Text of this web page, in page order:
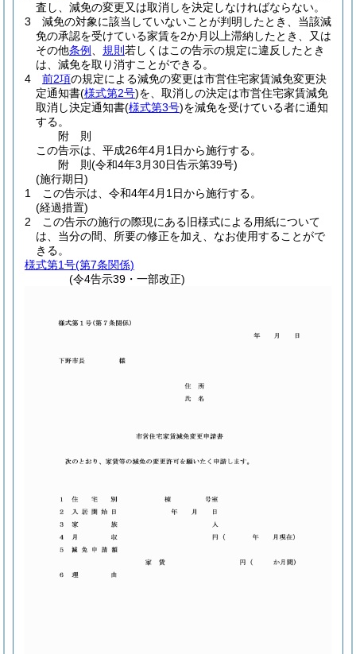
査し、減免の変更又は取消しを決定しなければならない。
3
減免の対象に該当していないことが判明したとき、当該減
免の承認を受けている家賃を2か月以上滞納したとき、又は
その他条例 規則 若しくはこの告示の規定に違反したとき
は、減免を取り消すことができる。
4
前2項の規定による減免の変更は市営住宅家賃減免変更決
定通知書(様式第2号)を、取消しの決定は市営住宅家賃減免
取消し決定通知書(様式第3号)を減免を受けている者に通知
する。
附 則
この告示は、平成26年4月1日から施行する。
附 則(令和4年3月30日告示第39号)
(施行期日)
1
この告示は、令和4年4月1日から施行する。
(経過措置)
2
この告示の施行の際現にある旧様式による用紙について
は、当分の間、所要の修正を加え、なお使用することがで
きる。
様式第1号(第7条関係)
(令4告示39・一部改正)